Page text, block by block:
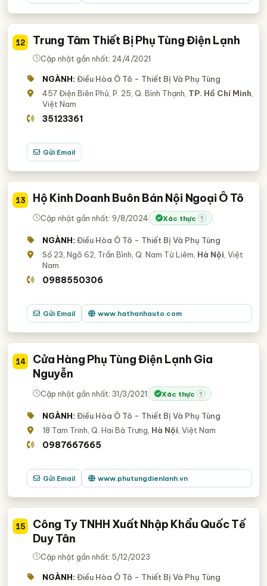
12 Trung Tâm Thiết Bị Phụ Tùng Điện Lạnh
Cập nhật gần nhất: 24/4/2021
NGÀNH: Điều Hòa Ô Tô - Thiết Bị Và Phụ Tùng
457 Điện Biên Phủ, P. 25, Q. Bình Thạnh, TP. Hồ Chí Minh,
Việt Nam
35123361
Gửi Email
13 Hộ Kinh Doanh Buôn Bán Nội Ngoại Ô Tô
Cập nhật gần nhất: 9/8/2024 Xác thực ?
NGÀNH: Điều Hòa Ô Tô - Thiết Bị Và Phụ Tùng
Số 23, Ngõ 62, Trần Bình, Q. Nam Từ Liêm, Hà Nội, Việt
Nam
0988550306
Gửi Email www.hathanhauto.com
14
Cửa Hàng Phụ Tùng Điện Lạnh Gia
Nguyễn
Cập nhật gần nhất: 31/3/2021 Xác thực ?
NGÀNH: Điều Hòa Ô Tô - Thiết Bị Và Phụ Tùng
18 Tam Trinh, Q. Hai Bà Trưng, Hà Nội, Việt Nam
0987667665
Gửi Email www.phutungdienlanh.vn
15
Công Ty TNHH Xuất Nhập Khẩu Quốc Tế
Duy Tân
Cập nhật gần nhất: 5/12/2023
NGÀNH: Điều Hòa Ô Tô - Thiết Bị Và Phụ Tùng